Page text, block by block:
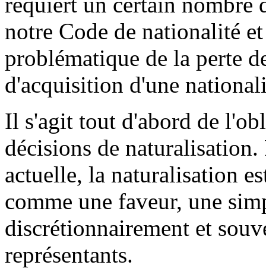
notre Code de nationalité
problématique de la perte
d'acquisition d'une
Il s'agit tout d'abord de
décisions de
actuelle, la naturalisation
comme une faveur, une
discrétionnairement et
représentants.